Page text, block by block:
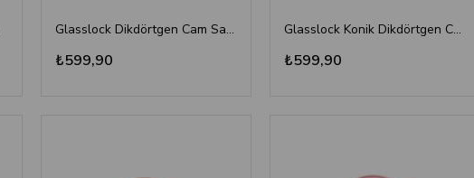
Glasslock Dikdörtgen Cam Saklama Kabı 715 ml
₺599,90
Glasslock Konik Dikdörtgen Cam Saklama Kabı 480 ml
₺599,90